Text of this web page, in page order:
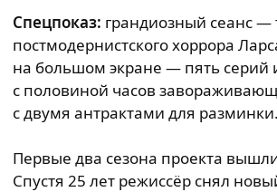
Спецпоказ: грандиозный сеанс —
постмодернистского хоррора
на большом экране — пять серий
с половиной часов
с двумя антрактами для разминки.
Первые два сезона проекта
Спустя 25 лет режиссёр снял